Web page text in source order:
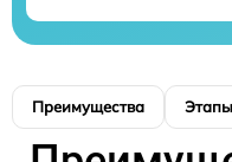
Преимущества